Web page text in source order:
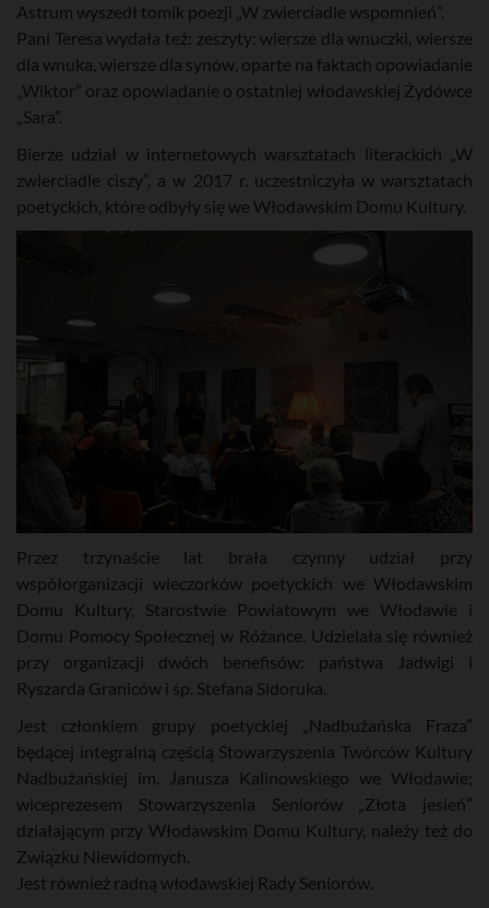
Astrum wyszedł tomik poezji „W zwierciadle wspomnień”.
Pani Teresa wydała też: zeszyty: wiersze dla wnuczki, wiersze
dla wnuka, wiersze dla synów, oparte na faktach opowiadanie
„Wiktor” oraz opowiadanie o ostatniej włodawskiej Żydówce
„Sara”.
Bierze udział w internetowych warsztatach literackich „W
zwierciadle ciszy”, a w 2017 r. uczestniczyła w warsztatach
poetyckich, które odbyły się we Włodawskim Domu Kultury.
Przez trzynaście lat brała czynny udział przy
współorganizacji wieczorków poetyckich we Włodawskim
Domu Kultury, Starostwie Powiatowym we Włodawie i
Domu Pomocy Społecznej w Różance. Udzielała się również
przy organizacji dwóch benefisów: państwa Jadwigi i
Ryszarda Graniców i śp. Stefana Sidoruka.
Jest członkiem grupy poetyckiej „Nadbużańska Fraza”
będącej integralną częścią Stowarzyszenia Twórców Kultury
Nadbużańskiej im. Janusza Kalinowskiego we Włodawie;
wiceprezesem Stowarzyszenia Seniorów „Złota jesień”
działającym przy Włodawskim Domu Kultury, należy też do
Związku Niewidomych.
Jest również radną włodawskiej Rady Seniorów.